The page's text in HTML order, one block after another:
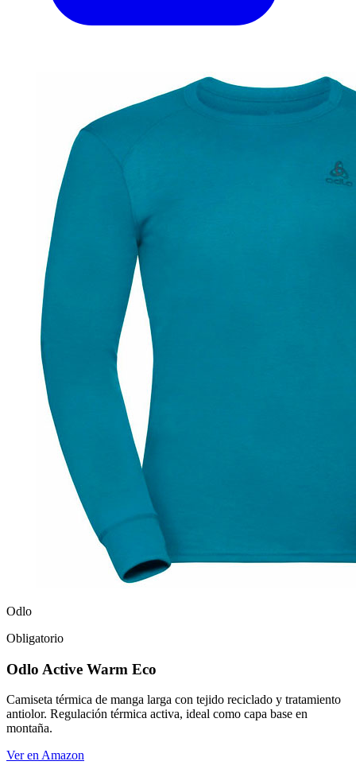
Odlo
Obligatorio
Odlo Active Warm Eco
Camiseta térmica de manga larga con tejido reciclado y tratamiento
antiolor. Regulación térmica activa, ideal como capa base en
montaña.
Ver en Amazon